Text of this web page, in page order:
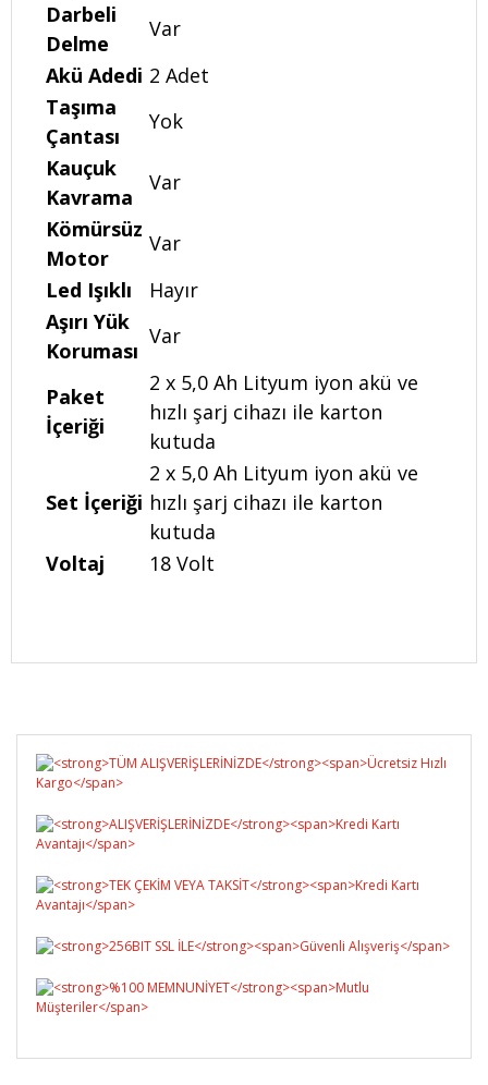
Darbeli
Delme
Var
Akü Adedi 2 Adet
Taşıma
Çantası
Yok
Kauçuk
Kavrama
Var
Kömürsüz
Motor
Var
Led Işıklı
Hayır
Aşırı Yük
Koruması
Var
Paket
İçeriği
2 x 5,0 Ah Lityum iyon akü ve
hızlı şarj cihazı ile karton
kutuda
Set İçeriği
2 x 5,0 Ah Lityum iyon akü ve
hızlı şarj cihazı ile karton
kutuda
Voltaj
18 Volt
Yorum Yaz